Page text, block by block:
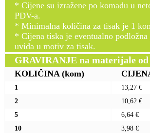
* Cijene su izražene po komadu u
PDV-a.
* Minimalna količina za tisak je 1
* Cijena tiska je eventualno
uvida u motiv za tisak.
GRAVIRANJE na materijale
KOLIČINA (kom)
1
13,27 €
2
10,62 €
5
6,64 €
10
3,98 €